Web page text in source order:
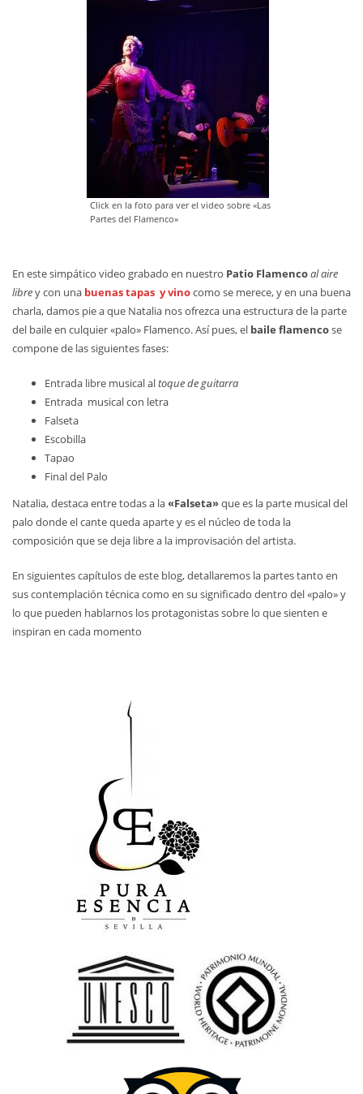
Click en la foto para ver el video sobre «Las
Partes del Flamenco»
En este simpático video grabado en nuestro Patio Flamencoal aire
librey con una buenas tapas y vinocomo se merece, y en una buena
charla, damos pie a que Natalia nos ofrezca una estructura de la parte
del baile en culquier «palo» Flamenco. Así pues, el baile flamencose
compone de las siguientes fases:
Entrada libre musical altoque de guitarra
Entrada musical con letra
Falseta
Escobilla
Tapao
Final del Palo
Natalia, destaca entre todas a la«Falseta»que es la parte musical del
palo donde el cante queda aparte y es el núcleo de toda la
composición que se deja libre a la improvisación del artista.
En siguientes capítulos de este blog, detallaremos la partes tanto en
sus contemplación técnica como en su significado dentro del «palo» y
lo que pueden hablarnos los protagonistas sobre lo que sienten e
inspiran en cada momento